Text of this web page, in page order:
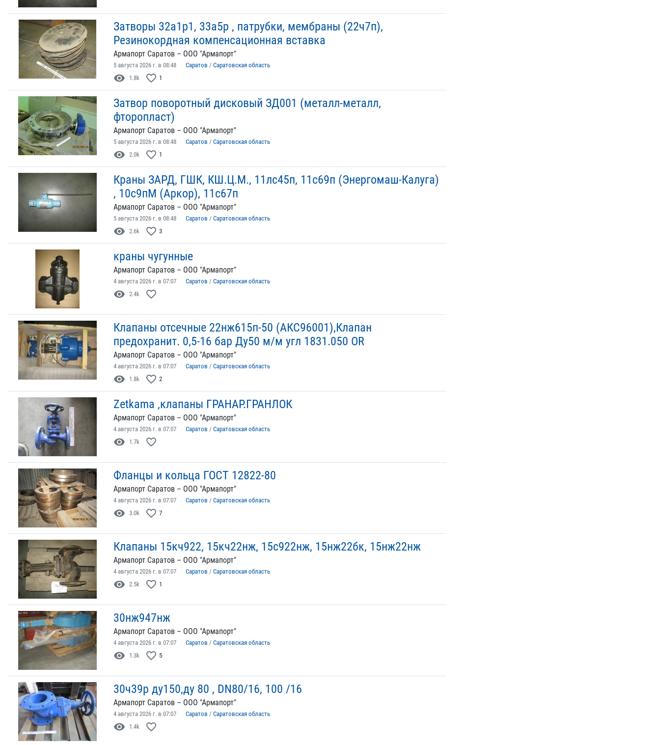
Затворы 32а1р1, 33а5р , патрубки, мембраны (22ч7п),
Резинокордная компенсационная вставка
Армапорт Саратов – ООО "Армапорт"
5 августа 2026 г. в 08:48 Саратов / Саратовская область
visibility 1.8k favorite_border 1
Затвор поворотный дисковый ЗД001 (металл-металл,
фторопласт)
Армапорт Саратов – ООО "Армапорт"
5 августа 2026 г. в 08:48 Саратов / Саратовская область
visibility 2.0k favorite_border 1
Краны ЗАРД, ГШК, КШ.Ц.М., 11лс45п, 11с69п (Энергомаш-Калуга)
, 10с9пМ (Аркор), 11с67п
Армапорт Саратов – ООО "Армапорт"
5 августа 2026 г. в 08:48 Саратов / Саратовская область
visibility 2.6k favorite_border 3
краны чугунные
Армапорт Саратов – ООО "Армапорт"
4 августа 2026 г. в 07:07 Саратов / Саратовская область
visibility 2.4k favorite_border
Клапаны отсечные 22нж615п-50 (АКС96001),Клапан
предохранит. 0,5-16 бар Ду50 м/м угл 1831.050 OR
Армапорт Саратов – ООО "Армапорт"
4 августа 2026 г. в 07:07 Саратов / Саратовская область
visibility 1.8k favorite_border 2
Zetkama ,клапаны ГРАНАР.ГРАНЛОК
Армапорт Саратов – ООО "Армапорт"
4 августа 2026 г. в 07:07 Саратов / Саратовская область
visibility 1.7k favorite_border
Фланцы и кольца ГОСТ 12822-80
Армапорт Саратов – ООО "Армапорт"
4 августа 2026 г. в 07:07 Саратов / Саратовская область
visibility 3.0k favorite_border 7
Клапаны 15кч922, 15кч22нж, 15с922нж, 15нж22бк, 15нж22нж
Армапорт Саратов – ООО "Армапорт"
4 августа 2026 г. в 07:07 Саратов / Саратовская область
visibility 2.5k favorite_border 1
30нж947нж
Армапорт Саратов – ООО "Армапорт"
4 августа 2026 г. в 07:07 Саратов / Саратовская область
visibility 1.3k favorite_border 5
30ч39р ду150,ду 80 , DN80/16, 100 /16
Армапорт Саратов – ООО "Армапорт"
4 августа 2026 г. в 07:07 Саратов / Саратовская область
visibility 1.4k favorite_border